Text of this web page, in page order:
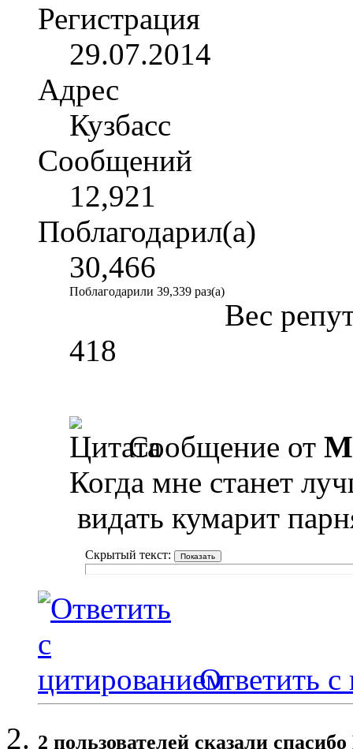
Регистрация
29.07.2014
Адрес
Кузбасс
Сообщений
12,921
Поблагодарил(а)
30,466
Поблагодарили 39,339 раз(а)
Вес
418
Сообщение от
Когда мне станет
видать кумарит
Скрытый текст:
Ответить с
2 пользователей сказали